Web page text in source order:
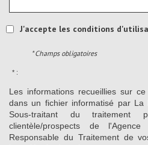
J'accepte les conditions
* Champs obligatoires
* :
Les informations recueillies sur
dans un fichier informatisé par La
Sous-traitant du
clientèle/prospects de
Responsable du Traitement de